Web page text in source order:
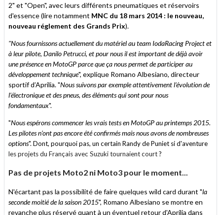
2" et "Open", avec leurs différents pneumatiques et réservoirs
d'essence (lire notamment MNC du 18 mars 2014 : le nouveau,
nouveau réglement des Grands Prix).
"Nous fournissons actuellement du matériel au team IodaRacing Project et
à leur pilote, Danilo Petrucci, et pour nous il est important de déjà avoir
une présence en MotoGP parce que ça nous permet de participer au
développement technique", explique Romano Albesiano, directeur
sportif d’Aprilia."Nous suivons par exemple attentivement l’évolution de
l’électronique et des pneus, des éléments qui sont pour nous
fondamentaux".
"Nous espérons commencer les vrais tests en MotoGP au printemps 2015.
Les pilotes n’ont pas encore été confirmés mais nous avons de nombreuses
options". Dont, pourquoi pas, un certain Randy de Puniet si d'aventure
les projets du Français avec Suzuki tournaient court?
Pas de projets Moto2 ni Moto3 pour le moment...
N'écartant pas la possibilité de faire quelques wild card durant "la
seconde moitié de la saison 2015", Romano Albesiano se montre en
revanche plus réservé quant à un éventuel retour d'Aprilia dans